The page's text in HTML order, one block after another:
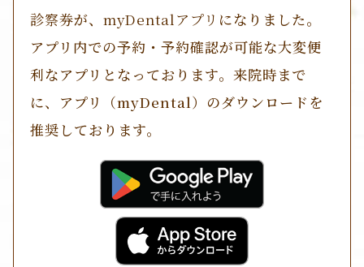
診察券が、 myDentalアプリ になりました。
アプリ内での予約・予約確認が可能な大変便
利なアプリとなっております。来院時まで
に、アプリ（myDental）のダウンロードを
推奨しております。